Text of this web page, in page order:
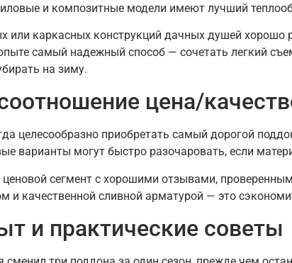
и композитные модели имеют лучший
или каркасных конструкций дачных душей
самый надежный способ — сочетать легкий
на зиму.
цена/
целесообразно приобретать самый дорогой
варианты могут быстро разочаровать, если
сегмент с хорошими отзывами,
и качественной сливной арматурой — это
и практические советы